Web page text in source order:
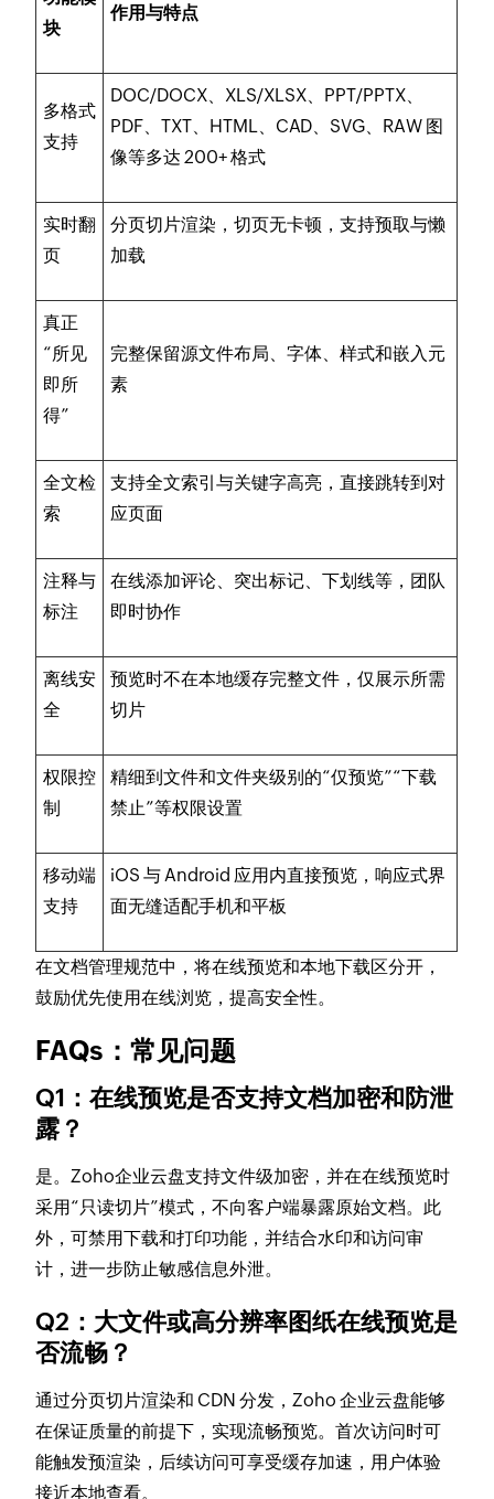
块
作用与特点
多格式
支持
DOC/DOCX、XLS/XLSX、PPT/PPTX、
PDF、TXT、HTML、CAD、SVG、RAW 图
像等多达 200+ 格式
实时翻
页
分页切片渲染，切页无卡顿，支持预取与懒
加载
真正
“所见
即所
得”
完整保留源文件布局、字体、样式和嵌入元
素
全文检
索
支持全文索引与关键字高亮，直接跳转到对
应页面
注释与
标注
在线添加评论、突出标记、下划线等，团队
即时协作
离线安
全
预览时不在本地缓存完整文件，仅展示所需
切片
权限控
制
精细到文件和文件夹级别的“仅预览”“下载
禁止”等权限设置
移动端
支持
iOS 与 Android 应用内直接预览，响应式界
面无缝适配手机和平板
在文档管理规范中，将在线预览和本地下载区分开，
鼓励优先使用在线浏览，提高安全性。
FAQs：常见问题
Q1：在线预览是否支持文档加密和防泄
露？
是。Zoho企业云盘支持文件级加密，并在在线预览时
采用“只读切片”模式，不向客户端暴露原始文档。此
外，可禁用下载和打印功能，并结合水印和访问审
计，进一步防止敏感信息外泄。
Q2：大文件或高分辨率图纸在线预览是
否流畅？
通过分页切片渲染和 CDN 分发，Zoho 企业云盘能够
在保证质量的前提下，实现流畅预览。首次访问时可
能触发预渲染，后续访问可享受缓存加速，用户体验
接近本地查看。